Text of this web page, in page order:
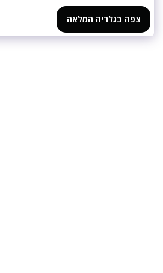
צפה בגלריה המלאה